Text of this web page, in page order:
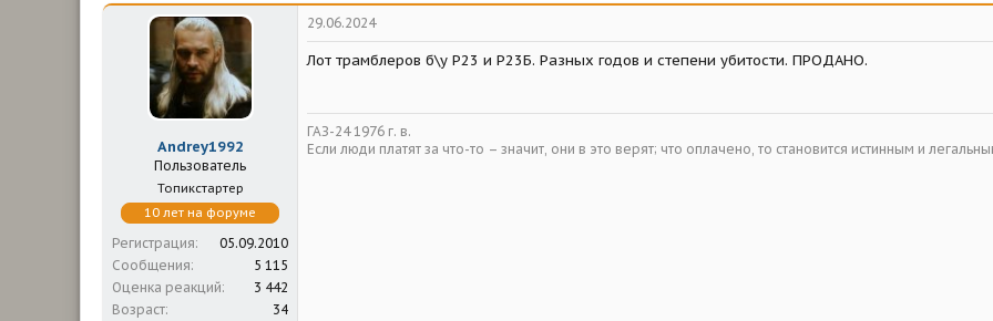
Andrey1992
Пользователь
Топикстартер
10 лет на форуме
Регистрация
05.09.2010
Сообщения
5 115
Оценка реакций
3 442
Возраст
34
29.06.2024
Лот трамблеров б\у Р23 и Р23Б. Разных годов и степени убитости. ПРОДАНО.
ГАЗ-24 1976 г. в.
Если люди платят за что-то – значит, они в это верят; что оплачено, то становится истинным и